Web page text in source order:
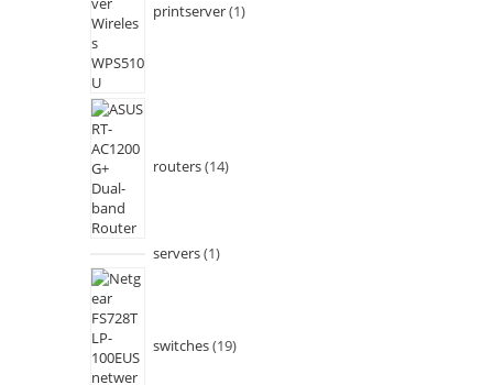
printserver 1
routers 14
servers 1
switches 19